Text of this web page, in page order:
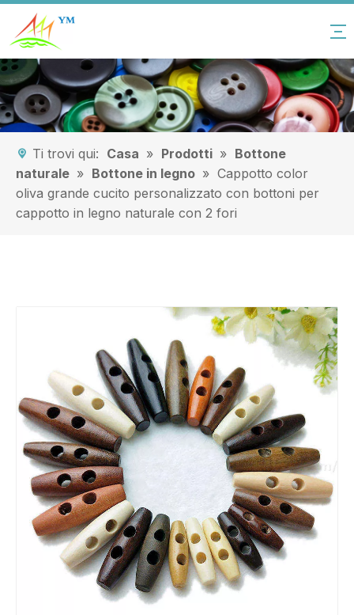
Ti trovi qui: Casa » Prodotti » Bottone
naturale » Bottone in legno » Cappotto color
oliva grande cucito personalizzato con bottoni per
cappotto in legno naturale con 2 fori